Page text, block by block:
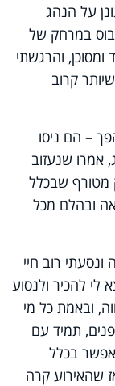
על הנהג
במרחק של
והרגשתי
קרוב
– הם ניסו
אמרו שנעזוב
מטורף שבכלל
ובהלם מכל
ונסעתי רוב חיי
לי להכיר ולנסוע
ובאמת כל מי
תמיד עם
בכלל
שהאירוע קרה